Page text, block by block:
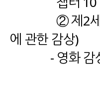
② 제2세션 :
에 관한 감상)
- 영화 감상